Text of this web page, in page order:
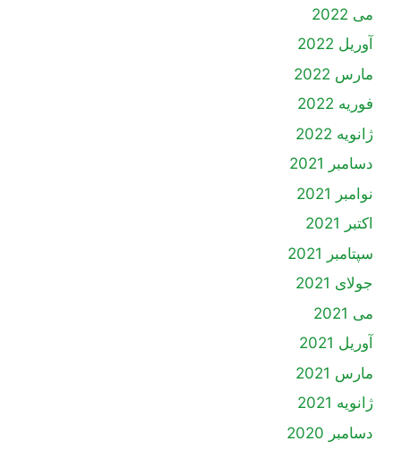
می 2022
آوریل 2022
مارس 2022
فوریه 2022
ژانویه 2022
دسامبر 2021
نوامبر 2021
اکتبر 2021
سپتامبر 2021
جولای 2021
می 2021
آوریل 2021
مارس 2021
ژانویه 2021
دسامبر 2020